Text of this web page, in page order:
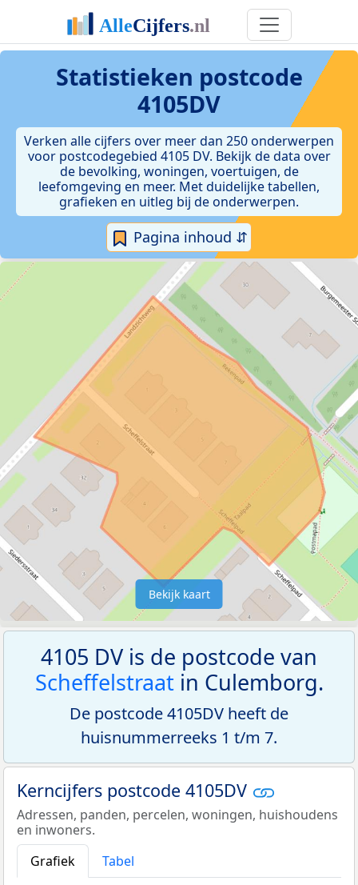
Statistieken postcode
4105DV
Verken alle cijfers over meer dan 250 onderwerpen
voor postcodegebied 4105 DV. Bekijk de data over
de bevolking, woningen, voertuigen, de
leefomgeving en meer. Met duidelijke tabellen,
grafieken en uitleg bij de onderwerpen.
Pagina inhoud ⇵
Bekijk kaart
4105 DV is de postcode van
Scheffelstraatin Culemborg.
De postcode 4105DV heeft de
huisnummerreeks 1 t/m 7.
Kerncijfers postcode 4105DV
Adressen, panden, percelen, woningen, huishoudens
en inwoners.
Grafiek
Tabel